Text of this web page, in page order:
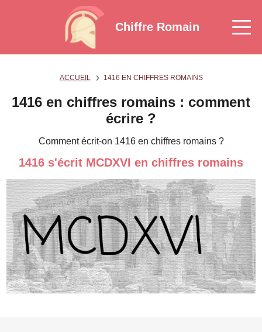
Chiffre Romain
ACCUEIL 1416 EN CHIFFRES ROMAINS
1416 en chiffres romains : comment
écrire ?
Comment écrit-on 1416 en chiffres romains ?
1416 s'écrit MCDXVI en chiffres romains